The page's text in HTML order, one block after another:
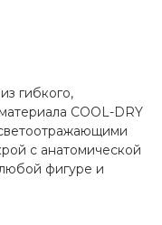
гибкого,
COOL-DRY
с анатомической
фигуре и